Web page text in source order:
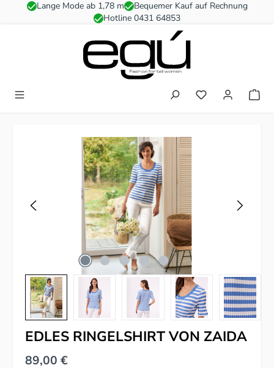
Zum Hauptinhalt springen
Lange Mode ab 1,78 m
Bequemer Kauf auf Rechnung
Hotline 0431 64853
Du hast 0
Bildergalerie überspringen
EDLES RINGELSHIRT VON ZAIDA
89,00 €